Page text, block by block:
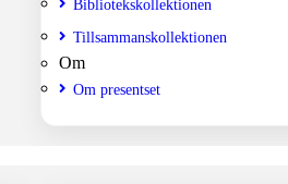
Bibliotekskollektionen
Tillsammanskollektionen
Om
Om presentset